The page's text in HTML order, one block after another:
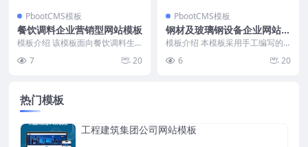
PbootCMS模板
餐饮调料企业营销型网站模板
模板介绍 该模板面向餐饮调料生
时咨询热线，强化客...
7 20
PbootCMS模板
钢材及玻璃钢设备企业网站模
板
模板介绍 本模板采用手工编写的D
载速度快。整体...
6 20
热门模板
工程建筑集团公司网站模板